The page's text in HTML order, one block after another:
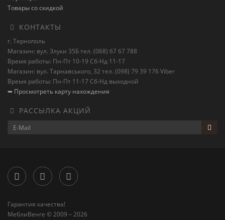
Товары со скидкой
КОНТАКТЫ
г. Тернополь
Магазин: вул. Злуки 35Б тел. (068) 67 67 788
Время работы: Пн-Пт 10-19 Сб-Нд 11-17
Магазин: вул. Тарнавського, 32 тел. (098) 79 39 176 Viber
Время работы: Пн-Пт 11-17 Сб-Нд выходной
➥ Просмотреть карту нахождения
РАССЫЛКА АКЦИЙ
Гарантия качества!
МеблиВенге © 2009 – 2026